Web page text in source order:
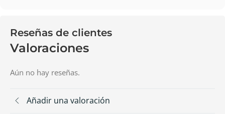
Reseñas de clientes
Valoraciones
Aún no hay reseñas.
Añadir una valoración